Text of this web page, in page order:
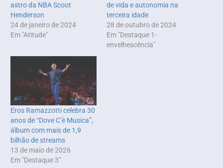
astro da NBA Scoot
Henderson
24 de janeiro de 2024
Em "Atitude"
de vida e autonomia na
terceira idade
28 de outubro de 2024
Em "Destaque 1-
envelhescência"
Eros Ramazzotti celebra 30
anos de “Dove C’è Musica”,
álbum com mais de 1,9
bilhão de streams
13 de maio de 2026
Em "Destaque 3"